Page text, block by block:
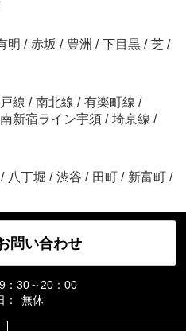
明 / 赤坂 / 豊洲 / 下目黒 / 芝 /
線 / 南北線 / 有楽町線 /
新宿ライン宇須 / 埼京線 /
/ 八丁堀 / 渋谷 / 田町 / 新富町 /
問い合わせ
9：30～20：00
：
無休